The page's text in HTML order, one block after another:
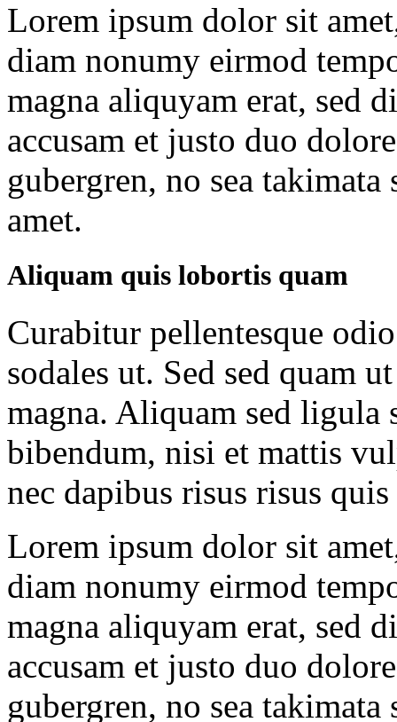
Lorem ipsum dolor sit
diam nonumy eirmod
magna aliquyam erat, sed
accusam et justo duo
gubergren, no sea
amet.
Aliquam quis lobortis quam
Curabitur pellentesque
sodales ut. Sed sed quam
magna. Aliquam sed ligula
bibendum, nisi et mattis
nec dapibus risus risus
Lorem ipsum dolor sit
diam nonumy eirmod
magna aliquyam erat, sed
accusam et justo duo
gubergren, no sea